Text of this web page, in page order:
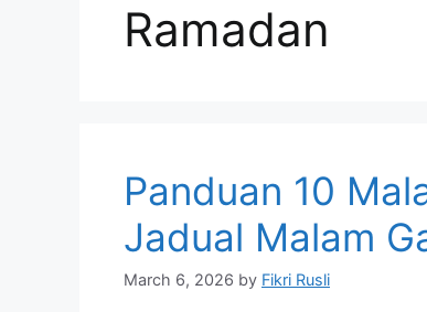
Ramadan
Panduan 10
Jadual Malam
March 6, 2026 by Fikri Rusli